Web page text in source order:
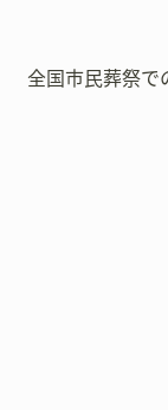
全国市民葬祭で